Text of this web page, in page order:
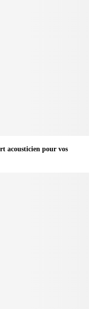
acousticien pour vos